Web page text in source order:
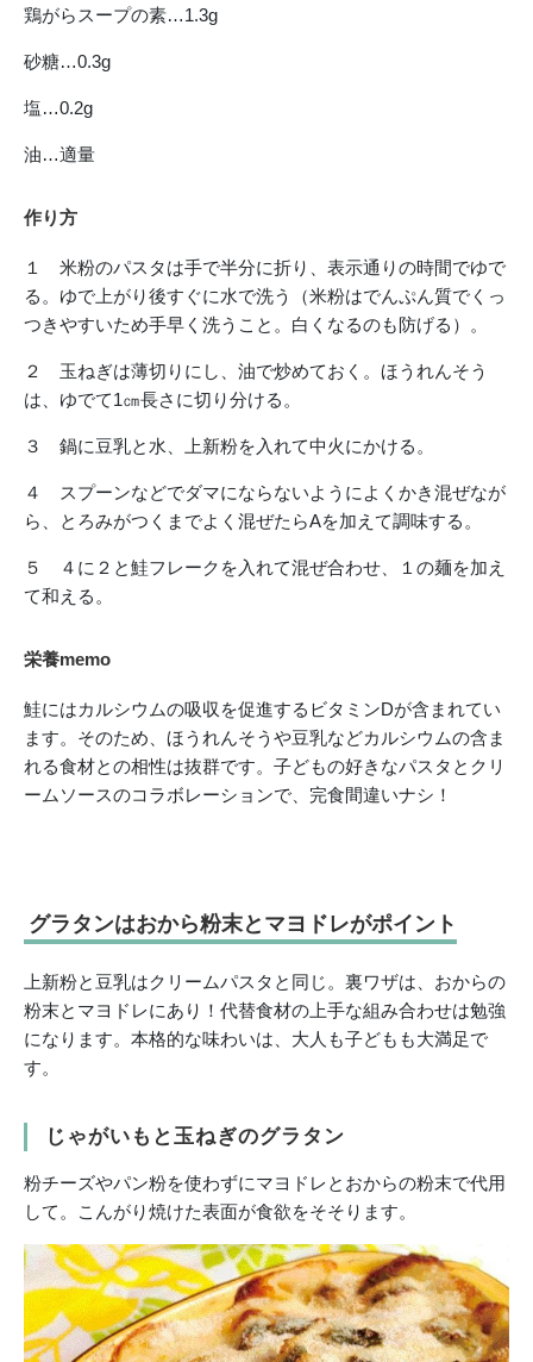
鶏がらスープの素…1.3g
砂糖…0.3g
塩…0.2g
油…適量
作り方
１ 米粉のパスタは手で半分に折り、表示通りの時間でゆで
る。ゆで上がり後すぐに水で洗う（米粉はでんぷん質でくっ
つきやすいため手早く洗うこと。白くなるのも防げる）。
２ 玉ねぎは薄切りにし、油で炒めておく。ほうれんそう
は、ゆでて1㎝長さに切り分ける。
３ 鍋に豆乳と水、上新粉を入れて中火にかける。
４ スプーンなどでダマにならないようによくかき混ぜなが
ら、とろみがつくまでよく混ぜたらAを加えて調味する。
５ ４に２と鮭フレークを入れて混ぜ合わせ、１の麺を加え
て和える。
栄養memo
鮭にはカルシウムの吸収を促進するビタミンDが含まれてい
ます。そのため、ほうれんそうや豆乳などカルシウムの含ま
れる食材との相性は抜群です。子どもの好きなパスタとクリ
ームソースのコラボレーションで、完食間違いナシ！
グラタンはおから粉末とマヨドレがポイント
上新粉と豆乳はクリームパスタと同じ。裏ワザは、おからの
粉末とマヨドレにあり！代替食材の上手な組み合わせは勉強
になります。本格的な味わいは、大人も子どもも大満足で
す。
じゃがいもと玉ねぎのグラタン
粉チーズやパン粉を使わずにマヨドレとおからの粉末で代用
して。こんがり焼けた表面が食欲をそそります。